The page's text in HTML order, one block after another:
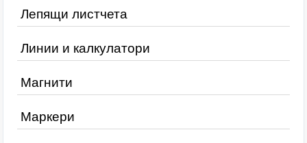
Лепящи листчета
Линии и калкулатори
Магнити
Маркери